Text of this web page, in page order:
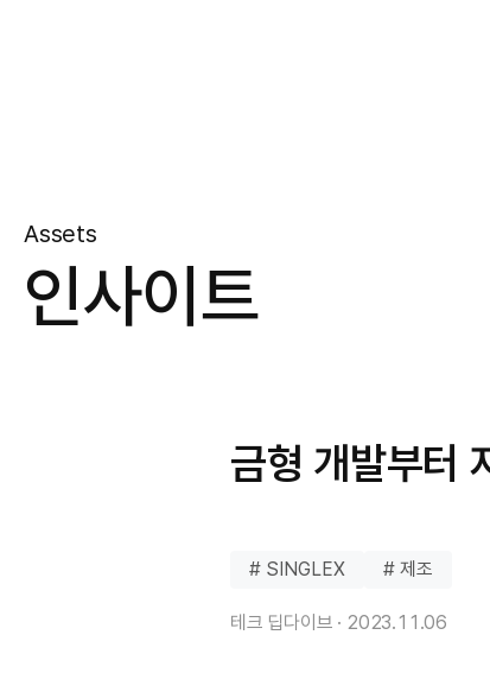
Assets
인사이트
금형 개발부터
# SINGLEX # 제조
테크 딥다이브 · 2023.11.06